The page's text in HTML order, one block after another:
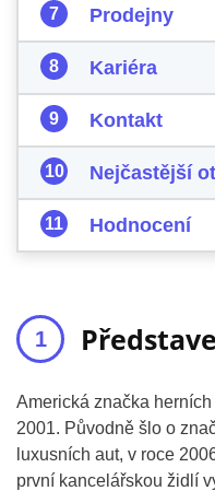
Prodejny
Kariéra
Kontakt
Nejčastější
Hodnocení
Americká značka
2001. Původně šlo o
luxusních aut, v roce
první kancelářskou židlí